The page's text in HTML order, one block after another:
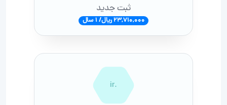
ثبت جدید
23,710,000 ریال/ 1 سال
.ir